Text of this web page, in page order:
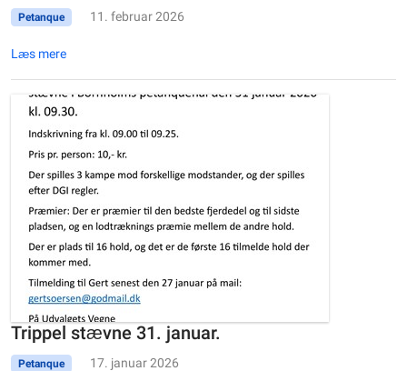
Petanque 11. februar 2026
Læs mere
Trippel stævne 31. januar.
Petanque 17. januar 2026